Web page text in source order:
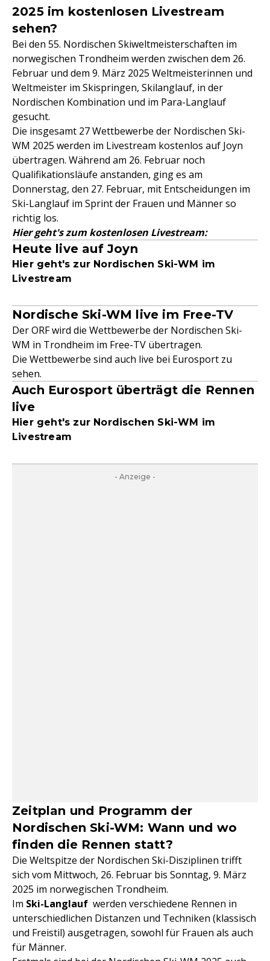
2025 im kostenlosen Livestream
sehen?
Bei den 55. Nordischen Skiweltmeisterschaften im
norwegischen Trondheim werden zwischen dem 26.
Februar und dem 9. März 2025 Weltmeisterinnen und
Weltmeister im Skispringen, Skilanglauf, in der
Nordischen Kombination und im Para-Langlauf
gesucht.
Die insgesamt 27 Wettbewerbe der Nordischen Ski-
WM 2025 werden im Livestream kostenlos auf Joyn
übertragen. Während am 26. Februar noch
Qualifikationsläufe anstanden, ging es am
Donnerstag, den 27. Februar, mit Entscheidungen im
Ski-Langlauf im Sprint der Frauen und Männer so
richtig los.
Hier geht's zum kostenlosen Livestream:
Heute live auf Joyn
Hier geht's zur Nordischen Ski-WM im
Livestream
Nordische Ski-WM live im Free-TV
Der ORF wird die Wettbewerbe der Nordischen Ski-
WM in Trondheim im Free-TV übertragen.
Die Wettbewerbe sind auch live bei Eurosport zu
sehen.
Auch Eurosport überträgt die Rennen
live
Hier geht's zur Nordischen Ski-WM im
Livestream
- Anzeige -
Zeitplan und Programm der
Nordischen Ski-WM: Wann und wo
finden die Rennen statt?
Die Weltspitze der Nordischen Ski-Disziplinen trifft
sich vom Mittwoch, 26. Februar bis Sonntag, 9. März
2025 im norwegischen Trondheim.
Im Ski-Langlauf werden verschiedene Rennen in
unterschiedlichen Distanzen und Techniken (klassisch
und Freistil) ausgetragen, sowohl für Frauen als auch
für Männer.